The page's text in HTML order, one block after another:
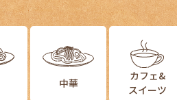
中華
カフェ&
スイーツ